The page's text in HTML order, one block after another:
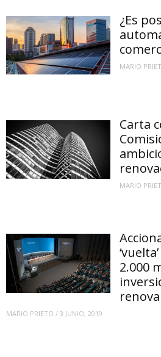
¿Es
MARIO
Carta
MARIO
2.000
MARIO PRIETO / 3 JUNIO, 2019